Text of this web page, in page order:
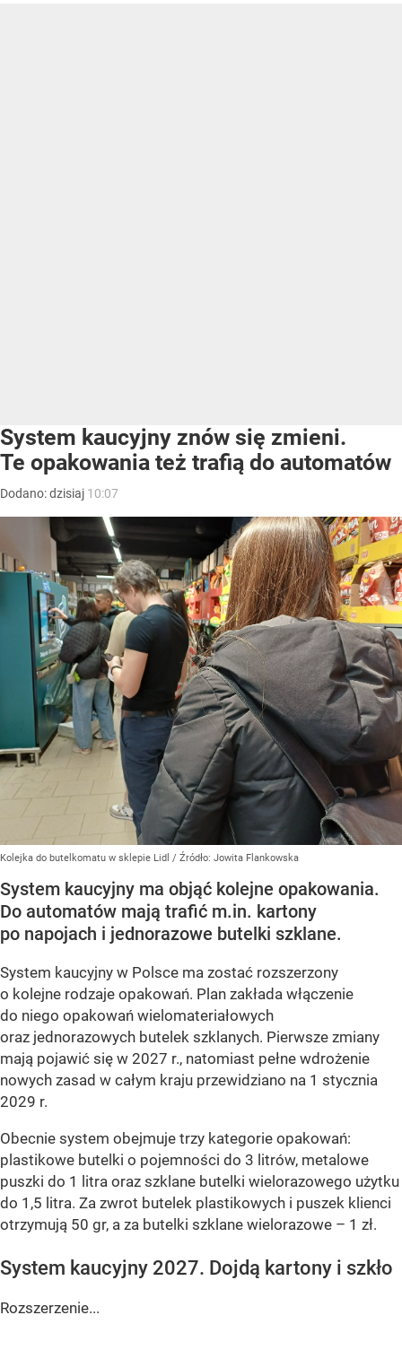
System kaucyjny znów się zmieni.
Te opakowania też trafią do automatów
Dodano:dzisiaj 10:07
Kolejka do butelkomatu w sklepie Lidl / Źródło: Jowita Flankowska
System kaucyjny ma objąć kolejne opakowania.
Do automatów mają trafić m.in. kartony
po napojach i jednorazowe butelki szklane.
System kaucyjny w Polsce ma zostać rozszerzony
o kolejne rodzaje opakowań. Plan zakłada włączenie
do niego opakowań wielomateriałowych
oraz jednorazowych butelek szklanych. Pierwsze zmiany
mają pojawić się w 2027 r., natomiast pełne wdrożenie
nowych zasad w całym kraju przewidziano na 1 stycznia
2029 r.
Obecnie system obejmuje trzy kategorie opakowań:
plastikowe butelki o pojemności do 3 litrów, metalowe
puszki do 1 litra oraz szklane butelki wielorazowego użytku
do 1,5 litra. Za zwrot butelek plastikowych i puszek klienci
otrzymują 50 gr, a za butelki szklane wielorazowe – 1 zł.
System kaucyjny 2027. Dojdą kartony i szkło
Rozszerzenie...